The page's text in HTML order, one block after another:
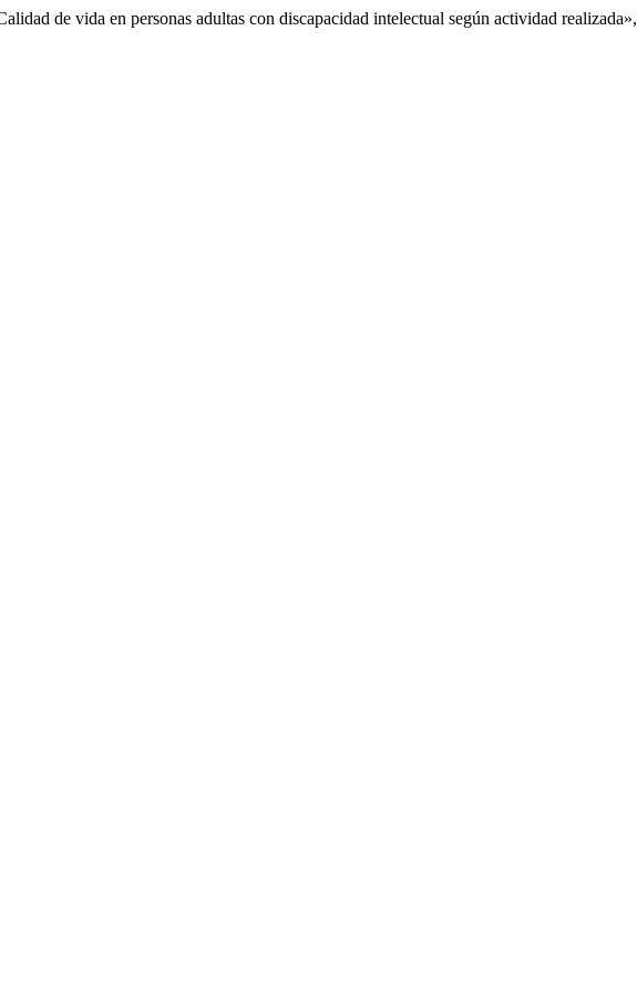
de vida en personas adultas con discapacidad intelectual según actividad realizada»,